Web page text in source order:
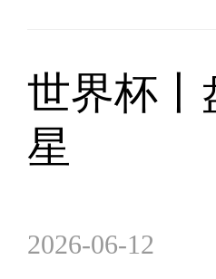
世界杯丨
星
2026-06-12